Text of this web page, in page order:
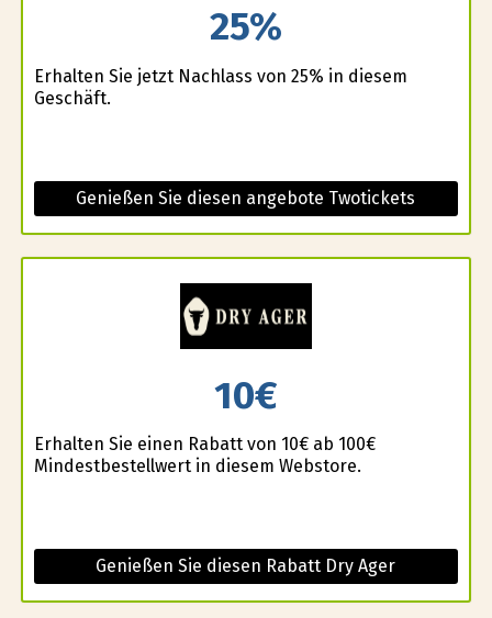
25%
Erhalten Sie jetzt Nachlass von 25% in diesem
Geschäft.
Genießen Sie diesen angebote Twotickets
10€
Erhalten Sie einen Rabatt von 10€ ab 100€
Mindestbestellwert in diesem Webstore.
Genießen Sie diesen Rabatt Dry Ager